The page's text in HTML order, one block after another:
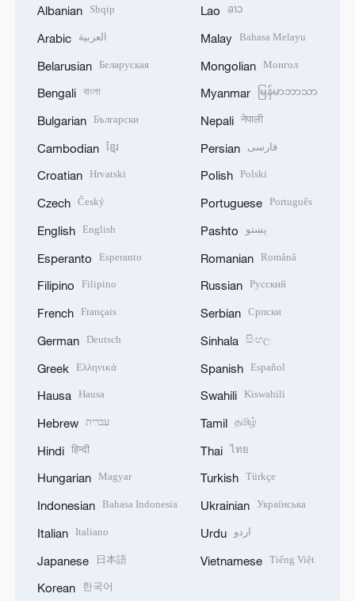
Albanian Shqip
Arabic العربية
Belarusian Беларуская
Bengali বাংলা
Bulgarian Български
Cambodian ខ្មែរ
Croatian Hrvatski
Czech Český
English English
Esperanto Esperanto
Filipino Filipino
French Français
German Deutsch
Greek Ελληνικά
Hausa Hausa
Hebrew עברית
Hindi हिन्दी
Hungarian Magyar
Indonesian Bahasa Indonesia
Italian Italiano
Japanese 日本語
Korean 한국어
Lao ລາວ
Malay Bahasa Melayu
Mongolian Монгол
Myanmar မြန်မာဘာသာ
Nepali नेपाली
Persian فارسی
Polish Polski
Portuguese Português
Pashto پښتو
Romanian Română
Russian Русский
Serbian Српски
Sinhala සිංහල
Spanish Español
Swahili Kiswahili
Tamil தமிழ்
Thai ไทย
Turkish Türkçe
Ukrainian Українська
Urdu اردو
Vietnamese Tiếng Việt